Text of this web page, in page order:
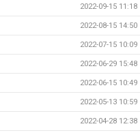
2022-09-15 11:18
2022-08-15 14:50
2022-07-15 10:09
2022-06-29 15:48
2022-06-15 10:49
2022-05-13 10:59
2022-04-28 12:38